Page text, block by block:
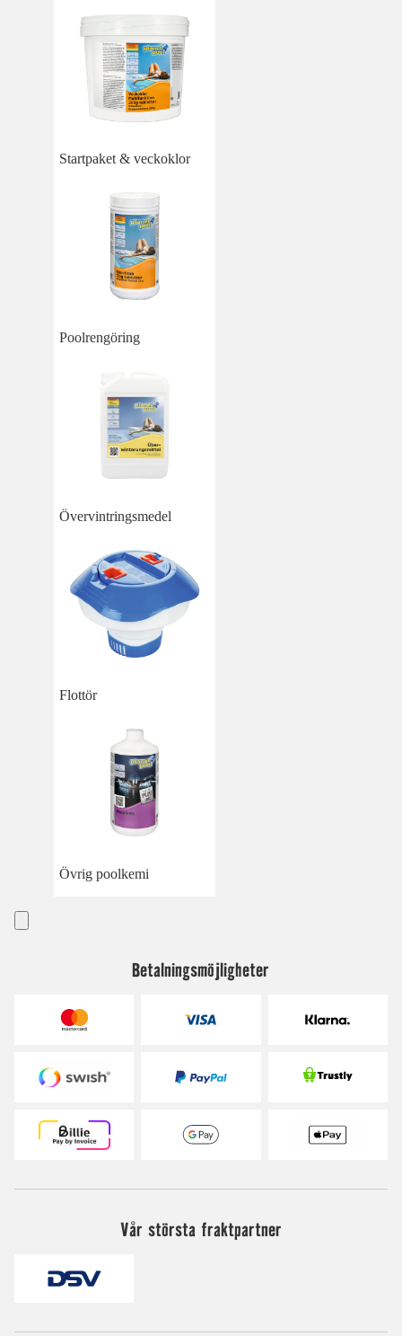
Startpaket & veckoklor
Poolrengöring
Övervintringsmedel
Flottör
Övrig poolkemi
Betalningsmöjligheter
Vår största fraktpartner